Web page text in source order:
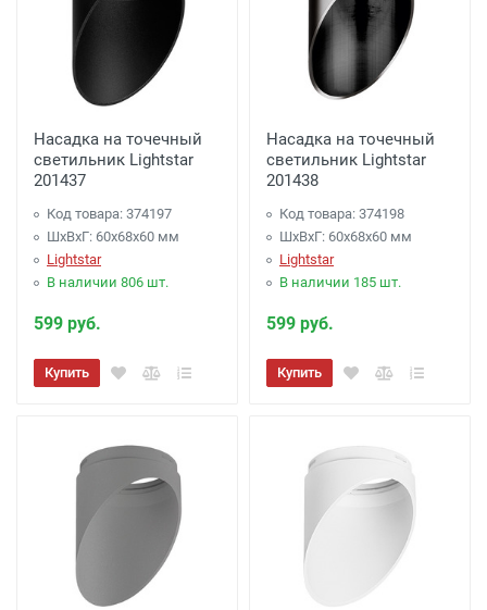
Насадка на точечный
светильник Lightstar
201437
Код товара: 374197
ШхВхГ: 60x68x60 мм
Lightstar
В наличии 806 шт.
599 руб.
Купить
Насадка на точечный
светильник Lightstar
201438
Код товара: 374198
ШхВхГ: 60x68x60 мм
Lightstar
В наличии 185 шт.
599 руб.
Купить